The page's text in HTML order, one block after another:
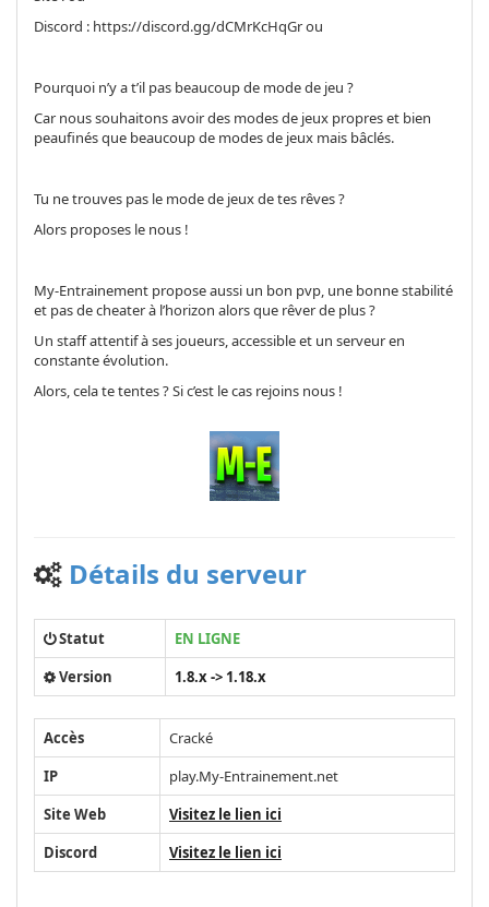
Discord : https://discord.gg/dCMrKcHqGr ou
Pourquoi n’y a t’il pas beaucoup de mode de jeu ?
Car nous souhaitons avoir des modes de jeux propres et bien
peaufinés que beaucoup de modes de jeux mais bâclés.
Tu ne trouves pas le mode de jeux de tes rêves ?
Alors proposes le nous !
My-Entrainement propose aussi un bon pvp, une bonne stabilité
et pas de cheater à l’horizon alors que rêver de plus ?
Un staff attentif à ses joueurs, accessible et un serveur en
constante évolution.
Alors, cela te tentes ? Si c’est le cas rejoins nous !
Détails du serveur
Statut
EN LIGNE
Version
1.8.x -> 1.18.x
Accès
Cracké
IP
play.My-Entrainement.net
Site Web
Visitez le lien ici
Discord
Visitez le lien ici